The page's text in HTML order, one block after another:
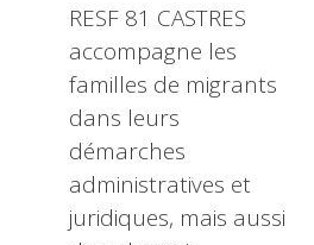
RESF 81 CASTRES
accompagne les
familles de migrants
dans leurs
démarches
administratives et
juridiques, mais aussi